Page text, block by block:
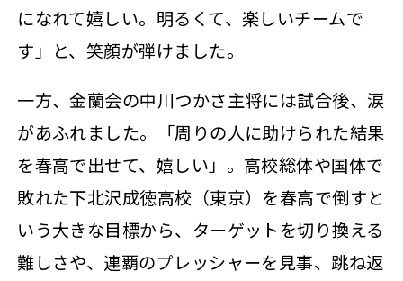
になれて嬉しい。明るくて、楽しいチームで
す」と、笑顔が弾けました。
一方、金蘭会の中川つかさ主将には試合後、涙
があふれました。「周りの人に助けられた結果
を春高で出せて、嬉しい」。高校総体や国体で
敗れた下北沢成徳高校（東京）を春高で倒すと
いう大きな目標から、ターゲットを切り換える
難しさや、連覇のプレッシャーを見事、跳ね返